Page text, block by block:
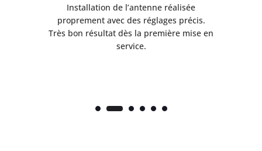
Installation de l’antenne réalisée
proprement avec des réglages précis.
Très bon résultat dès la première mise en
service.